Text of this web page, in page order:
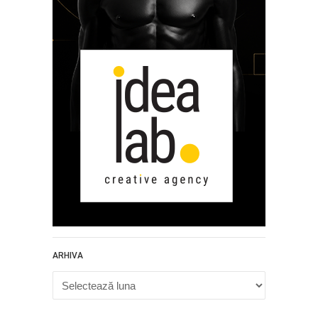
ARHIVA
Arhiva